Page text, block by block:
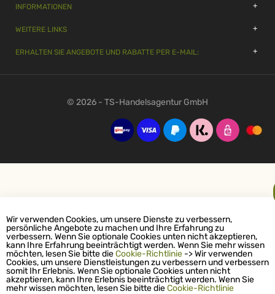
INFORMATIONEN
WEITERE LINKS
ERHALTEN SIE ANGEBOTE UND RABATTE PER E-MAIL:
© 2026 - TS-Handelsagentur GmbH
Wir verwenden Cookies, um unsere Dienste zu verbessern,
persönliche Angebote zu machen und Ihre Erfahrung zu
verbessern. Wenn Sie optionale Cookies unten nicht akzeptieren,
kann Ihre Erfahrung beeinträchtigt werden. Wenn Sie mehr wissen
möchten, lesen Sie bitte dieCookie-Richtlinie -> Wir verwenden
Cookies, um unsere Dienstleistungen zu verbessern und verbessern
somit Ihr Erlebnis. Wenn Sie optionale Cookies unten nicht
akzeptieren, kann Ihre Erlebnis beeinträchtigt werden. Wenn Sie
mehr wissen möchten, lesen Sie bitte dieCookie-Richtlinie